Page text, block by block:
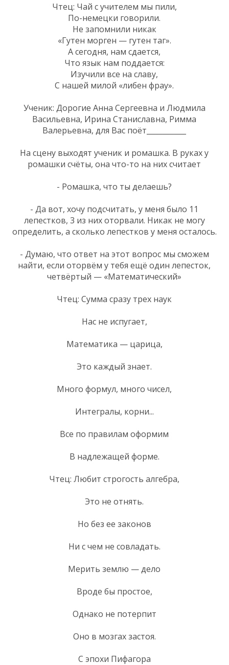
Чтец: Чай с учителем мы пили,
По-немецки говорили.
Не запомнили никак
«Гутен морген — гутен таг».
А сегодня, нам сдается,
Что язык нам поддается:
Изучили все на славу,
С нашей милой «либен фрау».
Ученик: Дорогие Анна Сергеевна и Людмила
Васильевна, Ирина Станиславна, Римма
Валерьевна, для Вас поёт___________
На сцену выходят ученик и ромашка. В руках у
ромашки счёты, она что-то на них считает
- Ромашка, что ты делаешь?
- Да вот, хочу подсчитать, у меня было 11
лепестков, 3 из них оторвали. Никак не могу
определить, а сколько лепестков у меня осталось.
- Думаю, что ответ на этот вопрос мы сможем
найти, если оторвём у тебя ещё один лепесток,
четвёртый — «Математический»
Чтец: Сумма сразу трех наук
Нас не испугает,
Математика — царица,
Это каждый знает.
Много формул, много чисел,
Интегралы, корни...
Все по правилам оформим
В надлежащей форме.
Чтец: Любит строгость алгебра,
Это не отнять.
Но без ее законов
Ни с чем не совладать.
Мерить землю — дело
Вроде бы простое,
Однако не потерпит
Оно в мозгах застоя.
С эпохи Пифагора